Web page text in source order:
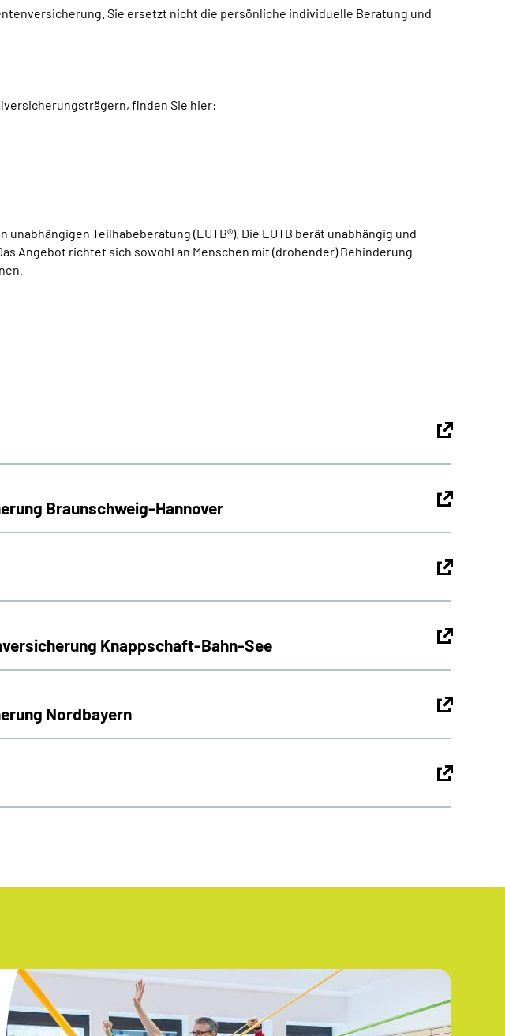
Sie ersetzt nicht die persönliche individuelle Beratung und
finden Sie hier:
Teilhabeberatung (EUTB®). Die EUTB berät unabhängig und
Angebot richtet sich sowohl an Menschen mit (drohender) Behinderung
Braunschweig-Hannover
Knappschaft-Bahn-See
Nordbayern